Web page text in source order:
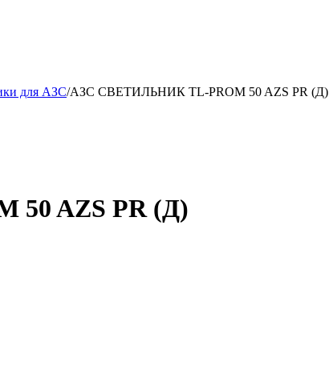
для АЗС/АЗС СВЕТИЛЬНИК TL-PROM 50 AZS PR (Д)
AZS PR (Д)